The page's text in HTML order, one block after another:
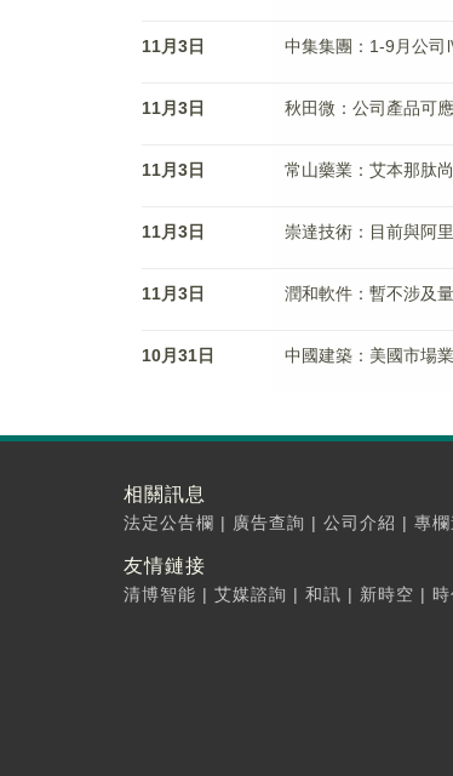
11月3日 中集集團：1-9月公
11月3日 秋田微：公司產品可
11月3日 常山藥業：艾本那肽
11月3日 崇達技術：目前與阿
11月3日 潤和軟件：暫不涉及
10月31日 中國建築：美國市場
相關訊息
法定公告欄 | 廣告查詢 | 公司介紹 | 專
友情鏈接
清博智能 | 艾媒諮詢 | 和訊 | 新時空 |